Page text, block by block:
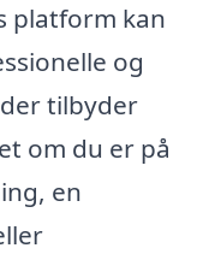
platform kan
og
tilbyder
om du er på
en